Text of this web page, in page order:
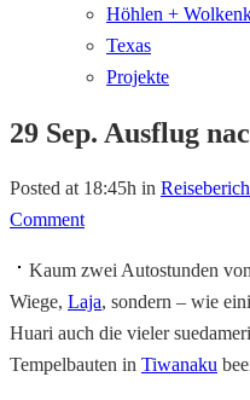
Höhlen +
Texas
Projekte
29 Sep. Ausflug
Posted at 18:45h in
Comment
Kaum zwei Autostunden
Wiege, Laja, sondern – wie
Huari auch die vieler
Tempelbauten in Tiwanaku